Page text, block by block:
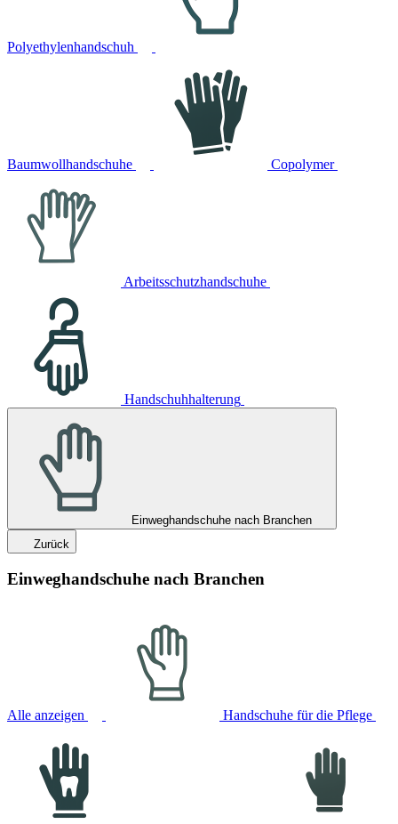
Polyethylenhandschuh
Baumwollhandschuhe Copolymer
Arbeitsschutzhandschuhe
Handschuhhalterung
Einweghandschuhe nach Branchen
Zurück
Einweghandschuhe nach Branchen
Alle anzeigen Handschuhe für die Pflege